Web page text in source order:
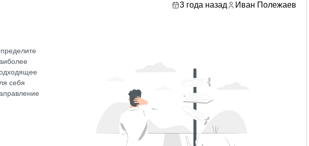
3 года назад Иван Полежаев
себя